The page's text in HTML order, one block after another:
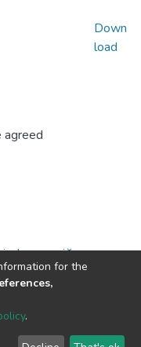
agreed
Down
load
інформаційних
2026
User Send
for the
.